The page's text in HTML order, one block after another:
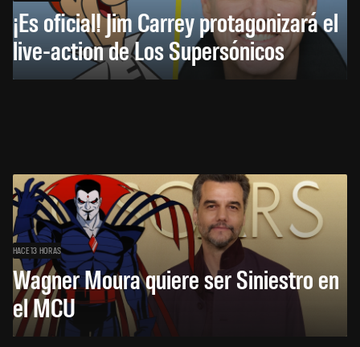
¡Es oficial! Jim Carrey protagonizará el
live-action de Los Supersónicos
HACE 13 HORAS
Wagner Moura quiere ser Siniestro en
el MCU